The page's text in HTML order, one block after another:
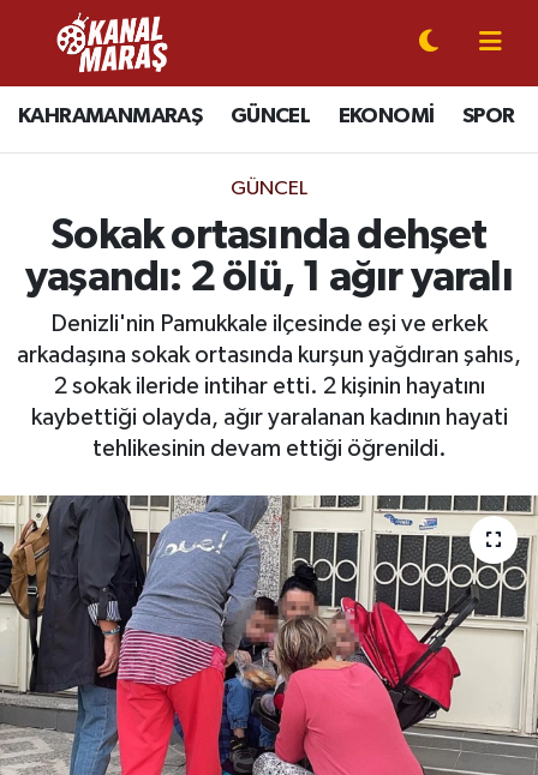
KAHRAMANMARAŞ GÜNCEL EKONOMİ SPOR
GÜNCEL
Sokak ortasında dehşet
yaşandı: 2 ölü, 1 ağır yaralı
Denizli'nin Pamukkale ilçesinde eşi ve erkek
arkadaşına sokak ortasında kurşun yağdıran şahıs,
2 sokak ileride intihar etti. 2 kişinin hayatını
kaybettiği olayda, ağır yaralanan kadının hayati
tehlikesinin devam ettiği öğrenildi.
CANLI YAYIN
KAHRAMANMARAŞ
SPOR
SİYASET
EKONOMİ
GÜNDEM
MAGAZİN
SAĞLIK
EĞİTİM
BÖLGE
KEŞFET
Kahramanmaraş Nöbetçi Eczaneler
Kahramanmaraş Hava Durumu
Kahramanmaraş Trafik Yoğunluk Haritası
Süper Lig Puan Durumu ve Fikstür
Tüm Manşetler
Son Dakika Haberleri
Haber Arşivi